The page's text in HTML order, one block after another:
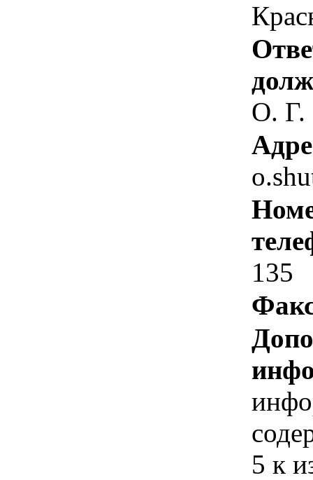
О. Г.
135
5 к